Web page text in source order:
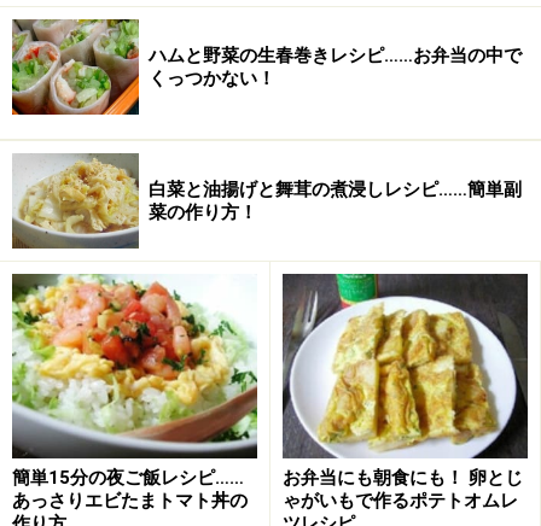
醤油 大さじ3
薄切り肉は、少し脂分の多い部位を使用すると、うまみ
がよく出ておいしく仕上がります。牛肉にあらかじめ下
味をつけておくと、豆腐を入れても味が薄くならずに味
ハムと野菜の生春巻きレシピ……お弁当の中で
くっつかない！
白菜と油揚げと舞茸の煮浸しレシピ……簡単副
菜の作り方！
簡単15分の夜ご飯レシピ……
あっさりエビたまトマト丼の
お弁当にも朝食にも！ 卵とじ
ゃがいもで作るポテトオムレ